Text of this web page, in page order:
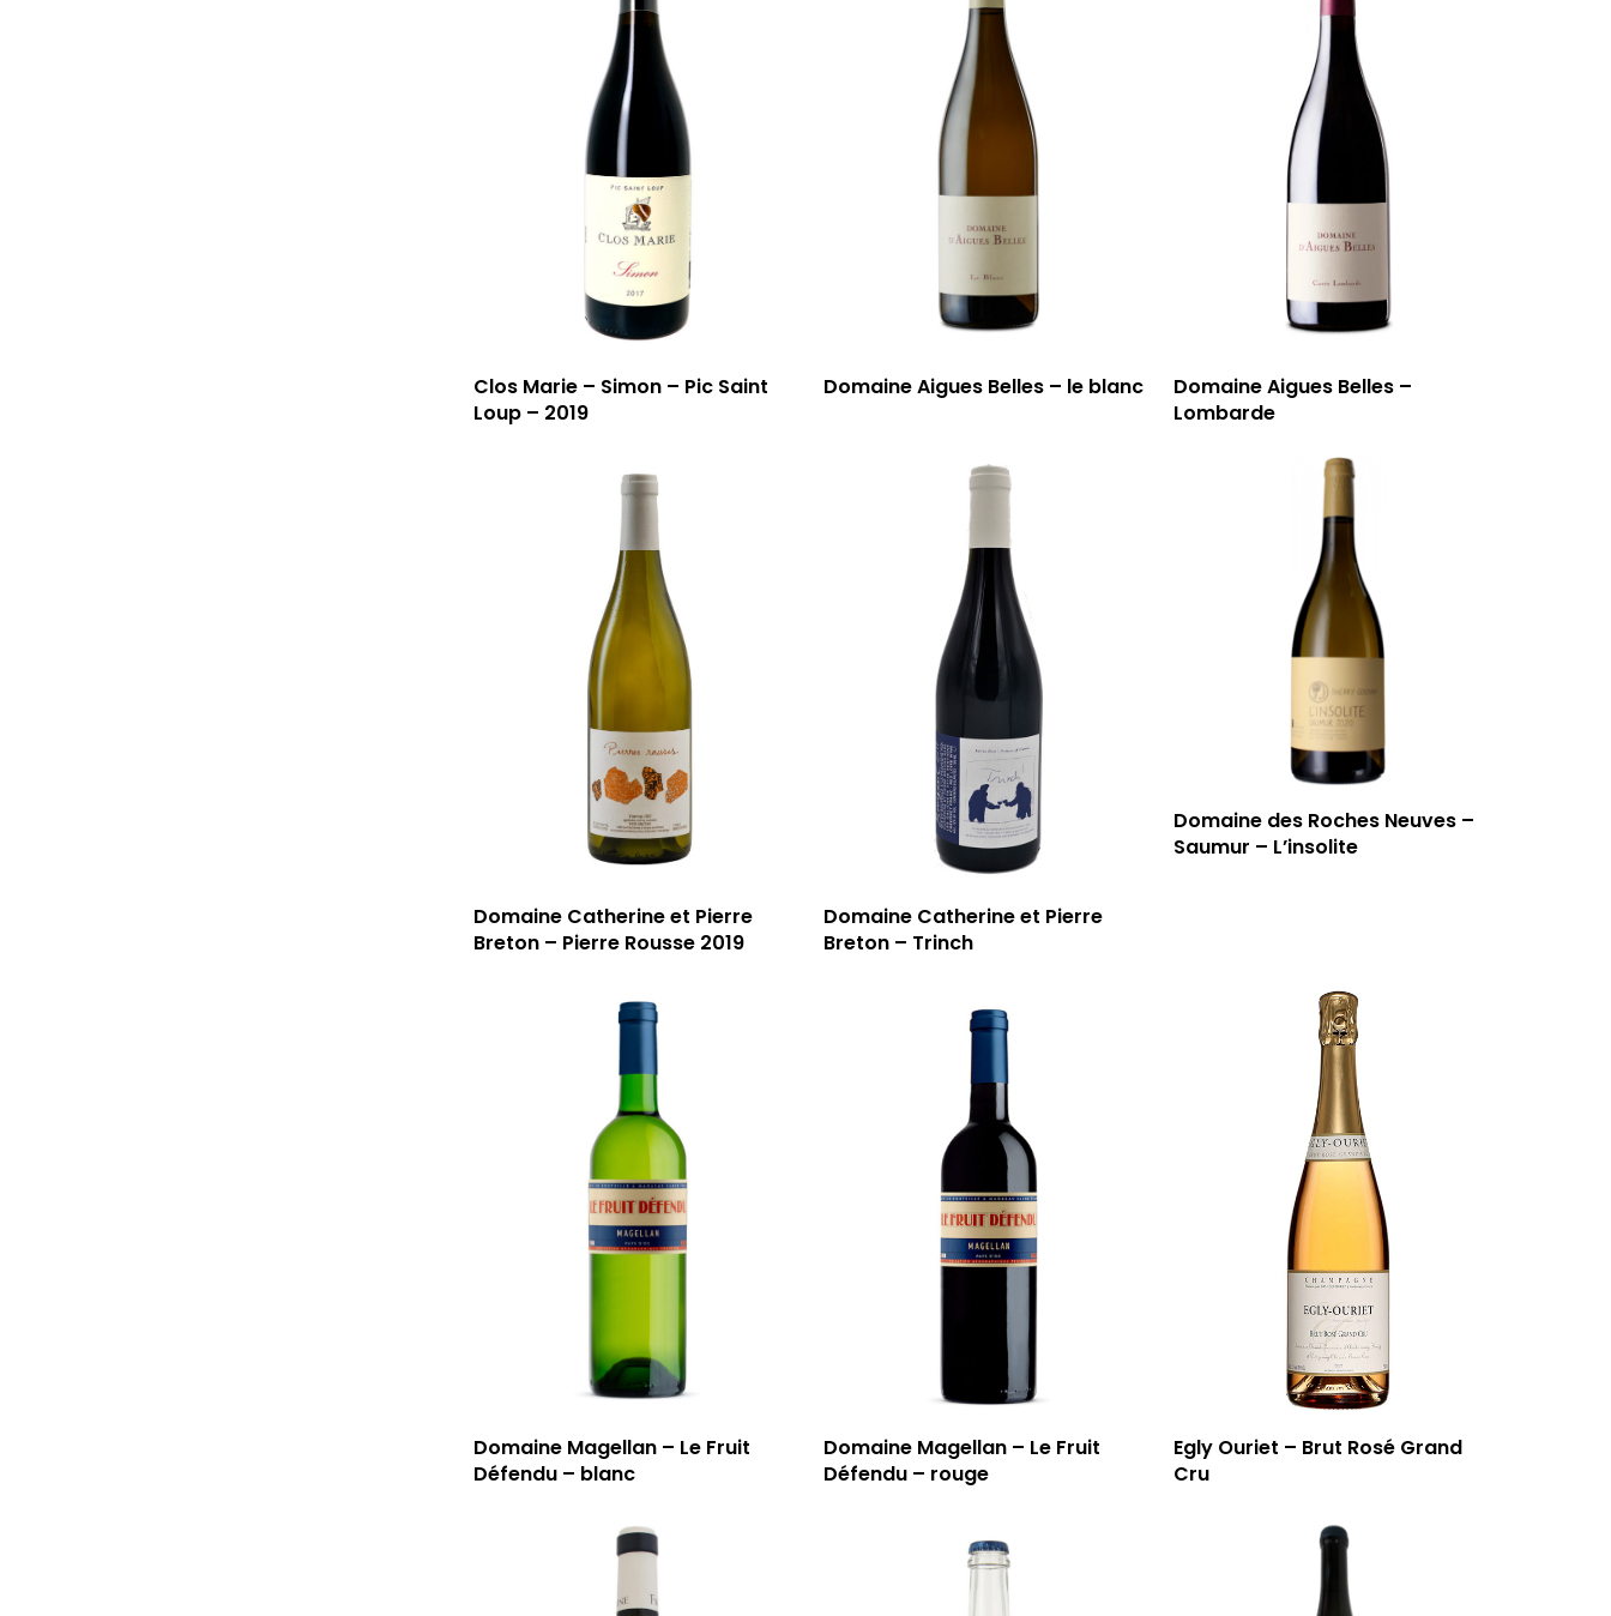
Clos Marie – Simon – Pic Saint
Loup – 2019
Domaine Aigues Belles – le blanc
Domaine Aigues Belles –
Lombarde
Domaine Catherine et Pierre
Breton – Pierre Rousse 2019
Domaine Catherine et Pierre
Breton – Trinch
Domaine des Roches Neuves –
Saumur – L’insolite
Domaine Magellan – Le Fruit
Défendu – blanc
Domaine Magellan – Le Fruit
Défendu – rouge
Egly Ouriet – Brut Rosé Grand
Cru
13006 Marseille
T: 04 91 33 46 59